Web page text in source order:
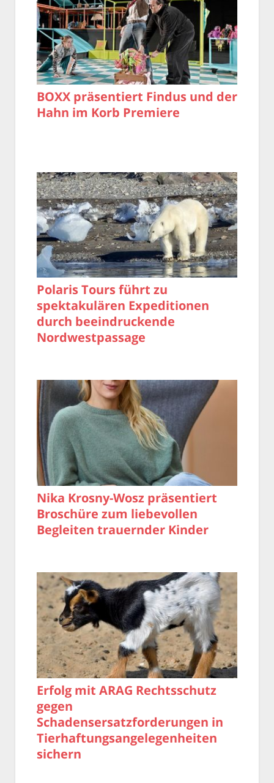
BOXX präsentiert Findus und der
Hahn im Korb Premiere
Polaris Tours führt zu
spektakulären Expeditionen
durch beeindruckende
Nordwestpassage
Nika Krosny-Wosz präsentiert
Broschüre zum liebevollen
Begleiten trauernder Kinder
Erfolg mit ARAG Rechtsschutz
gegen
Schadensersatzforderungen in
Tierhaftungsangelegenheiten
sichern